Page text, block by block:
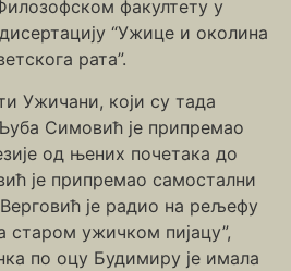
факултету у
“Ужице и околина
рата”.
Ужичани, који су тада
Симовић је припремао
од њених почетака до
је припремао самостални
је радио на рељефу
старом ужичком пијацу”,
по оцу Будимиру је имала